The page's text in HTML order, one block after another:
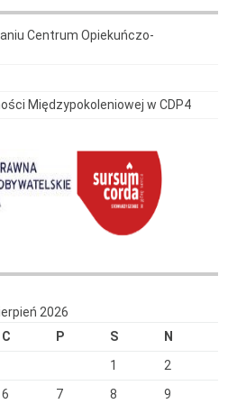
Centrum Opiekuńczo-
Międzypokoleniowej w CDP4
2026
C P S
N
1
2
6 7 8 9